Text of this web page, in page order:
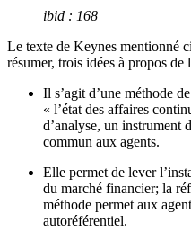
ibid : 168
Le texte de Keynes mentionné
résumer, trois idées à propos
Il s’agit d’une méthode
« l’état des affaires
d’analyse, un instrument
commun aux agents.
Elle permet de lever
du marché financier; la
méthode permet aux
autoréférentiel.